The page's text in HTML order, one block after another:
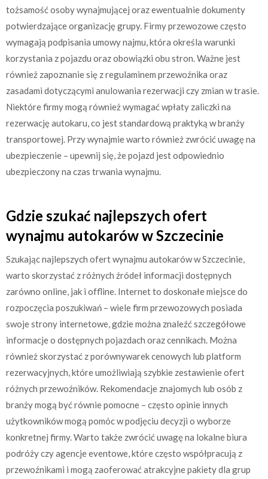
tożsamość osoby wynajmującej oraz ewentualnie dokumenty
potwierdzające organizację grupy. Firmy przewozowe często
wymagają podpisania umowy najmu, która określa warunki
korzystania z pojazdu oraz obowiązki obu stron. Ważne jest
również zapoznanie się z regulaminem przewoźnika oraz
zasadami dotyczącymi anulowania rezerwacji czy zmian w trasie.
Niektóre firmy mogą również wymagać wpłaty zaliczki na
rezerwację autokaru, co jest standardową praktyką w branży
transportowej. Przy wynajmie warto również zwrócić uwagę na
ubezpieczenie – upewnij się, że pojazd jest odpowiednio
ubezpieczony na czas trwania wynajmu.
Gdzie szukać najlepszych ofert
wynajmu autokarów w Szczecinie
Szukając najlepszych ofert wynajmu autokarów w Szczecinie,
warto skorzystać z różnych źródeł informacji dostępnych
zarówno online, jak i offline. Internet to doskonałe miejsce do
rozpoczęcia poszukiwań – wiele firm przewozowych posiada
swoje strony internetowe, gdzie można znaleźć szczegółowe
informacje o dostępnych pojazdach oraz cennikach. Można
również skorzystać z porównywarek cenowych lub platform
rezerwacyjnych, które umożliwiają szybkie zestawienie ofert
różnych przewoźników. Rekomendacje znajomych lub osób z
branży mogą być równie pomocne – często opinie innych
użytkowników mogą pomóc w podjęciu decyzji o wyborze
konkretnej firmy. Warto także zwrócić uwagę na lokalne biura
podróży czy agencje eventowe, które często współpracują z
przewoźnikami i mogą zaoferować atrakcyjne pakiety dla grup